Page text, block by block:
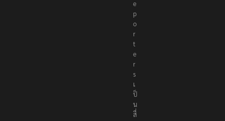
e
R
e
p
o
r
t
e
r
s
เ
ป็